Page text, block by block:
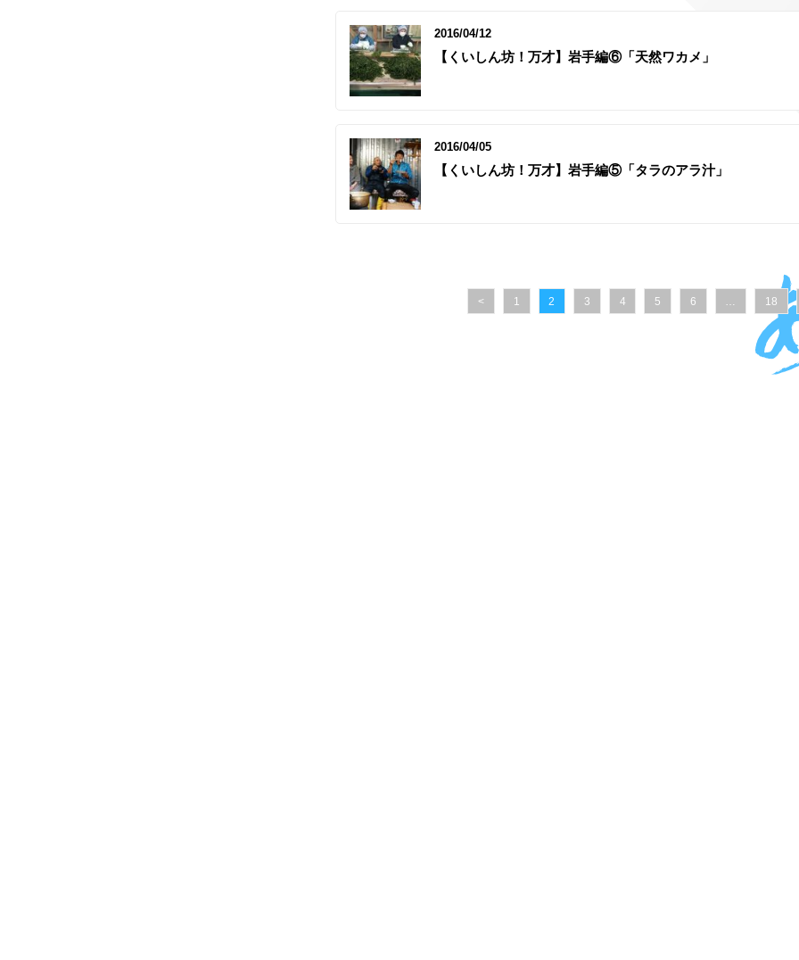
2016/04/12
【くいしん坊！万才】岩手編⑥「天然ワカメ」
2016/04/05
【くいしん坊！万才】岩手編⑤「タラのアラ汁」
< 1 2 3 4 5 6 18